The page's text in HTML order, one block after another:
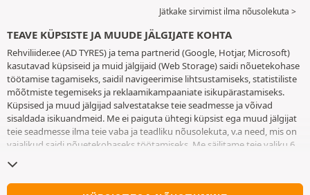
Jätkake sirvimist ilma nõusolekuta >
TEAVE KÜPSISTE JA MUUDE JÄLGIJATE KOHTA
Rehviliider.ee (AD TYRES) ja tema partnerid (Google, Hotjar, Microsoft)
kasutavad küpsiseid ja muid jälgijaid (Web Storage) saidi nõuetekohase
töötamise tagamiseks, saidil navigeerimise lihtsustamiseks, statistiliste
mõõtmiste tegemiseks ja reklaamikampaaniate isikupärastamiseks.
Küpsised ja muud jälgijad salvestatakse teie seadmesse ja võivad
sisaldada isikuandmeid. Me ei paiguta ühtegi küpsist ega muud jälgijat
teie seadmesse ilma teie vaba ja teadliku nõusolekuta, v.a need, mis on
vajalikud saidi nõuetekohaseks töötamiseks. Me säilitame teie valiku 6
muude jälgijate lehele
nõusolekut küpsiste ja muude jälgijate teie seadmesse paigutamiseks.